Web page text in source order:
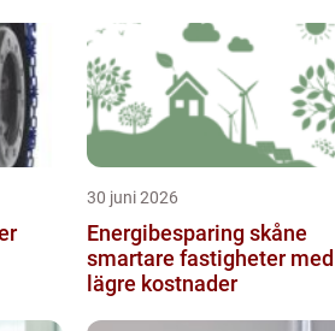
30 juni 2026
Energibesparing skåne
smartare fastigheter med
lägre kostnader